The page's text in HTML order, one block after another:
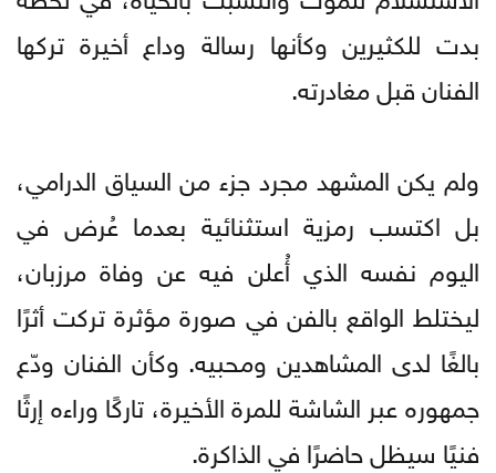
بدت للكثيرين وكأنها رسالة وداع أخيرة تركها
الفنان قبل مغادرته.
ولم يكن المشهد مجرد جزء من السياق الدرامي،
بل اكتسب رمزية استثنائية بعدما عُرض في
اليوم نفسه الذي أُعلن فيه عن وفاة مرزبان،
ليختلط الواقع بالفن في صورة مؤثرة تركت أثرًا
بالغًا لدى المشاهدين ومحبيه. وكأن الفنان ودّع
جمهوره عبر الشاشة للمرة الأخيرة، تاركًا وراءه إرثًا
فنيًا سيظل حاضرًا في الذاكرة.